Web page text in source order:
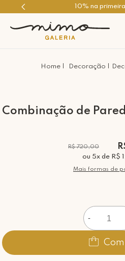
10% na
Decoração
Combinação de
R$ 720,00
ou 5x de R$
Mais formas de
-